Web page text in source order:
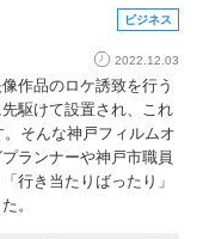
ビジネス
2022.12.03
作品のロケ誘致を行う
駆けて設置され、これ
そんな神戸フィルムオ
ランナーや神戸市職員
行き当たりばったり」
。